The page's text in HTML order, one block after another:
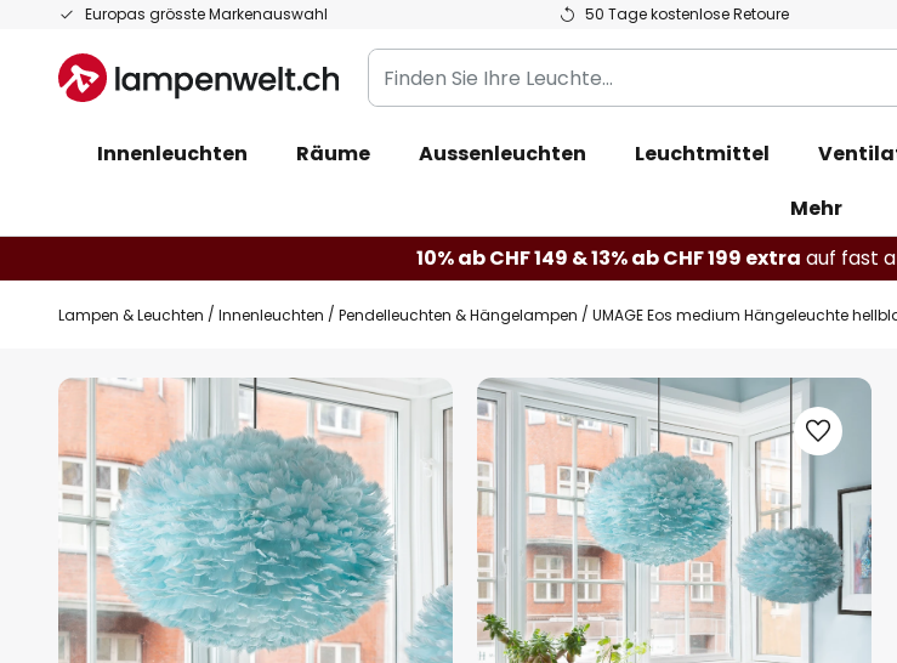
Europas grösste Markenauswahl 50 Tage kostenlose Retoure
Zum
springen
Finden
Sie
Leuchte...
Innenleuchten Räume Aussenleuchten Leuchtmittel
Mehr
10% ab CHF 149 & 13% ab CHF 199 extra auf fast
Lampen & Leuchten Innenleuchten Pendelleuchten & Hängelampen UMAGE Eos medium Hängeleuchte
Zum
der
Bildgalerie
springen